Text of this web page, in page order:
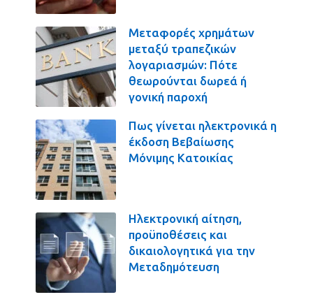
Μεταφορές χρημάτων
μεταξύ τραπεζικών
λογαριασμών: Πότε
θεωρούνται δωρεά ή
γονική παροχή
Πως γίνεται ηλεκτρονικά η
έκδοση Βεβαίωσης
Μόνιμης Κατοικίας
Ηλεκτρονική αίτηση,
προϋποθέσεις και
δικαιολογητικά για την
Μεταδημότευση